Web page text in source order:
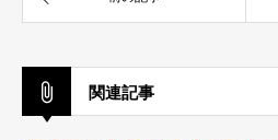
関連記事